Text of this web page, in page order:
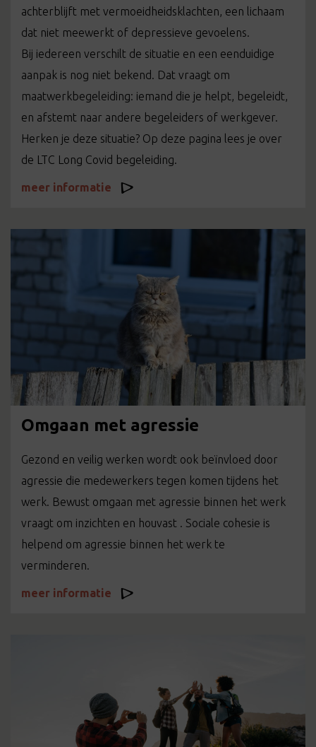
achterblijft met vermoeidheidsklachten, een lichaam
dat niet meewerkt of depressieve gevoelens.
Bij iedereen verschilt de situatie en een eenduidige
aanpak is nog niet bekend. Dat vraagt om
maatwerkbegeleiding: iemand die je helpt, begeleidt,
en afstemt naar andere begeleiders of werkgever.
Herken je deze situatie? Op deze pagina lees je over
de LTC Long Covid begeleiding.
meer informatie
Omgaan met agressie
Gezond en veilig werken wordt ook beïnvloed door
agressie die medewerkers tegen komen tijdens het
werk. Bewust omgaan met agressie binnen het werk
vraagt om inzichten en houvast . Sociale cohesie is
helpend om agressie binnen het werk te
verminderen.
meer informatie